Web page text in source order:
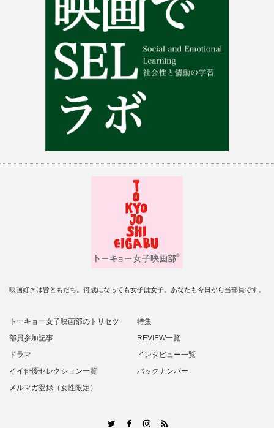
映画好きは皆ともだち。何歳になっても女子は女子。あなたも今日から当部員です。
トーキョー女子映画部のトリセツ
特集
部員参加記事
REVIEW一覧
ドラマ
インタビュー一覧
イイ俳優セレクション一覧
バックナンバー
メルマガ登録（女性限定）
TwitterFacebookInstagram
RSS